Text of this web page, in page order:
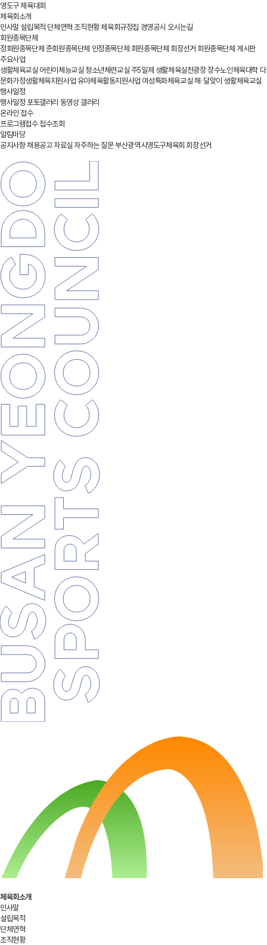
영도구 체육대회
체육회소개
인사말설립목적 단체연혁 조직현황체육회규정집 경영공시 오시는길
회원종목단체
정회원종목단체준회원종목단체 인정종목단체회원종목단체 회장선거회원종목단체 게시판
주요사업
생활체육교실 어린이체능교실 청소년체련교실주5일제 생활체육실천광장장수노인체육대학 다
문화가정생활체육지원사업유아체육활동지원사업 여성특화체육교실해·달맞이 생활체육교실
행사일정
행사일정 포토갤러리 동영상 갤러리
온라인 접수
프로그램접수접수조회
알림마당
공지사항채용공고자료실 자주하는 질문부산광역시영도구체육회 회장선거
체육회소개
인사말
설립목적
단체연혁
조직현황